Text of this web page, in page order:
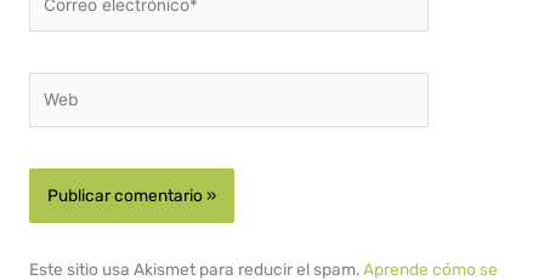
electrónico*
Este sitio usa Akismet para reducir el spam.Aprende cómo se